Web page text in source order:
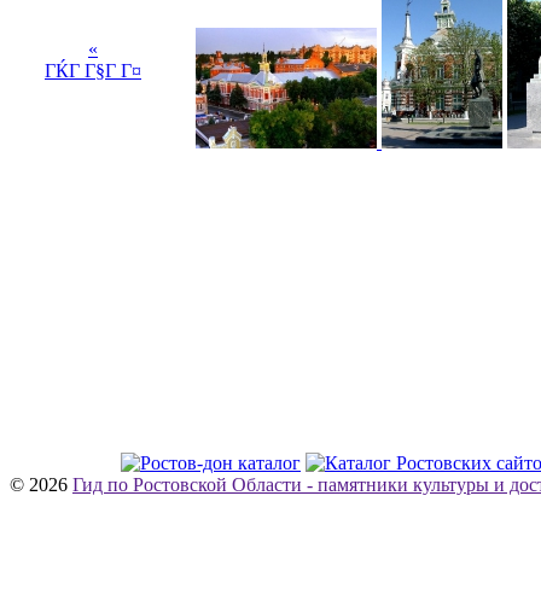
«
ГЌГ Г§Г Г¤
© 2026 Гид по Ростовской Области - памятники культуры и